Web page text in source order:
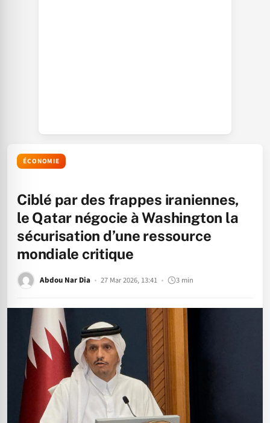
ÉCONOMIE
Ciblé par des frappes iraniennes,
le Qatar négocie à Washington la
sécurisation d’une ressource
mondiale critique
Abdou Nar Dia 27 Mar 2026, 13:41 3 min